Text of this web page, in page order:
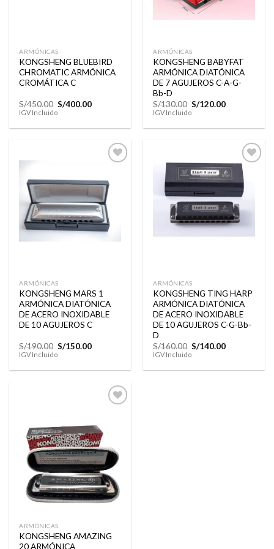
ARMÓNICAS
KONGSHENG BLUEBIRD
CHROMATIC ARMÓNICA
CROMÁTICA C
S/450.00 El
precio
era:
S/400.00El
es:
IGV Incluido
ARMÓNICAS
KONGSHENG BABYFAT
ARMÓNICA DIATÓNICA
DE 7 AGUJEROS C-A-G-
Bb-D
S/130.00 El
precio
era:
S/120.00El
es:
IGV Incluido
Añadir
lista de
deseos
ARMÓNICAS
KONGSHENG MARS 1
ARMÓNICA DIATÓNICA
DE ACERO INOXIDABLE
DE 10 AGUJEROS C
S/190.00 El
precio
era:
S/150.00El
es:
IGV Incluido
Añadir
lista de
deseos
ARMÓNICAS
KONGSHENG TING HARP
ARMÓNICA DIATÓNICA
DE ACERO INOXIDABLE
DE 10 AGUJEROS C-G-Bb-
D
S/160.00 El
precio
era:
S/140.00El
es:
IGV Incluido
Añadir
lista de
deseos
ARMÓNICAS
KONGSHENG AMAZING
20 ARMÓNICA